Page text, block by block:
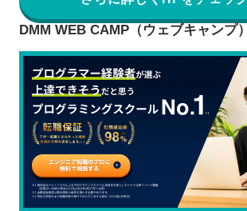
DMM WEB CAMP（ウェブキャンプ）